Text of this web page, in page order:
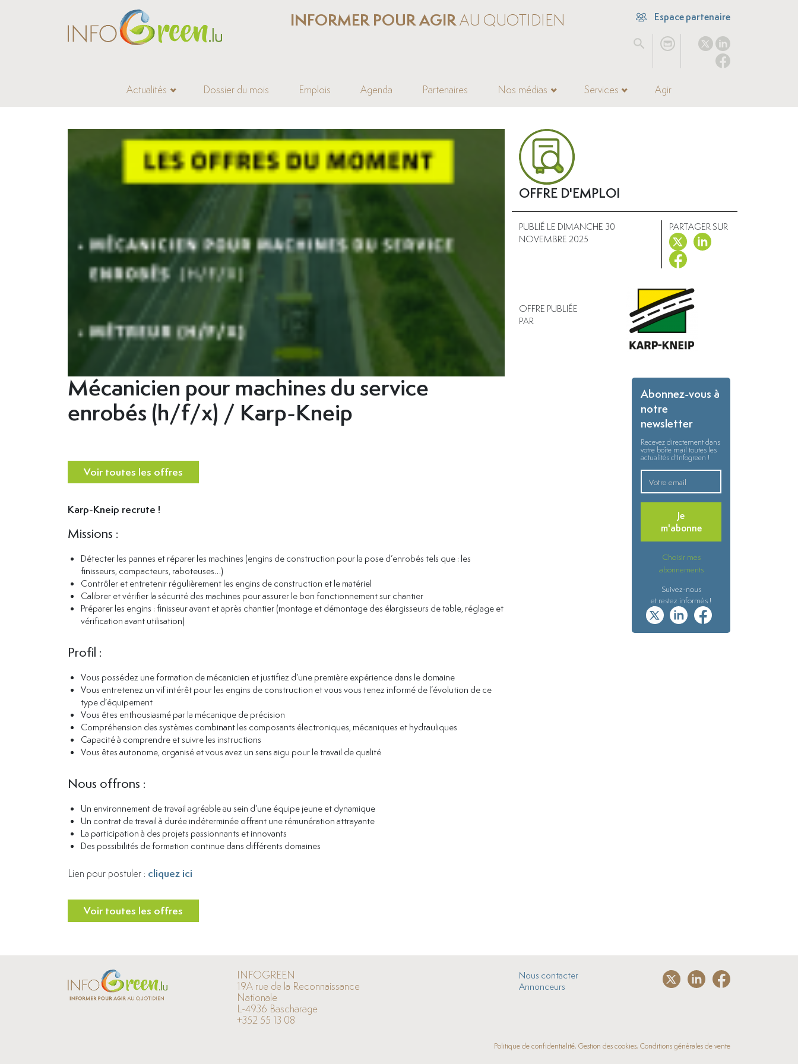
INFORMER POUR AGIRAU QUOTIDIEN Espace partenaire
Actualités Dossier du mois Emplois Agenda Partenaires Nos médias Services Agir
Mécanicien pour machines du service
enrobés (h/f/x) / Karp-Kneip
Voir toutes les offres
Karp-Kneip recrute !
Missions :
Détecter les pannes et réparer les machines (engins de construction pour la pose d’enrobés tels que : les
finisseurs, compacteurs, raboteuses…)
Contrôler et entretenir régulièrement les engins de construction et le matériel
Calibrer et vérifier la sécurité des machines pour assurer le bon fonctionnement sur chantier
Préparer les engins : finisseur avant et après chantier (montage et démontage des élargisseurs de table, réglage et
vérification avant utilisation)
Profil :
Vous possédez une formation de mécanicien et justifiez d’une première expérience dans le domaine
Vous entretenez un vif intérêt pour les engins de construction et vous vous tenez informé de l’évolution de ce
type d’équipement
Vous êtes enthousiasmé par la mécanique de précision
Compréhension des systèmes combinant les composants électroniques, mécaniques et hydrauliques
Capacité à comprendre et suivre les instructions
Vous êtes autonome, organisé et vous avez un sens aigu pour le travail de qualité
Nous offrons :
Un environnement de travail agréable au sein d’une équipe jeune et dynamique
Un contrat de travail à durée indéterminée offrant une rémunération attrayante
La participation à des projets passionnants et innovants
Des possibilités de formation continue dans différents domaines
Lien pour postuler : cliquez ici
Voir toutes les offres
OFFRE D'EMPLOI
PUBLIÉ LE DIMANCHE 30
NOVEMBRE 2025
PARTAGER SUR
OFFRE PUBLIÉE
PAR
Abonnez-vous à
notre
newsletter
Recevez directement dans
votre boîte mail toutes les
actualités d'Infogreen !
Je
m'abonne
Choisir mes
abonnements
Suivez-nous
et restez informés !
INFOGREEN
19A rue de la Reconnaissance
Nationale
L-4936 Bascharage
+352 55 13 08
Nous contacter
Annonceurs
Politique de confidentialité, Gestion des cookies, Conditions générales de vente